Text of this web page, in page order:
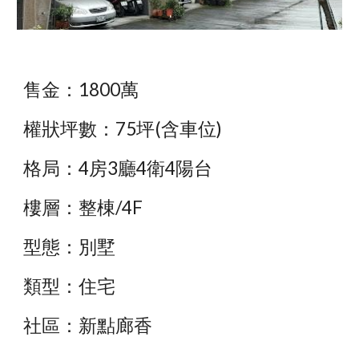
售金：1800萬
權狀坪數：75坪(含車位)
格局：4房3廳4衛4陽台
樓層：整棟/4F
型態：別墅
類型：住宅
社區：新點廊香